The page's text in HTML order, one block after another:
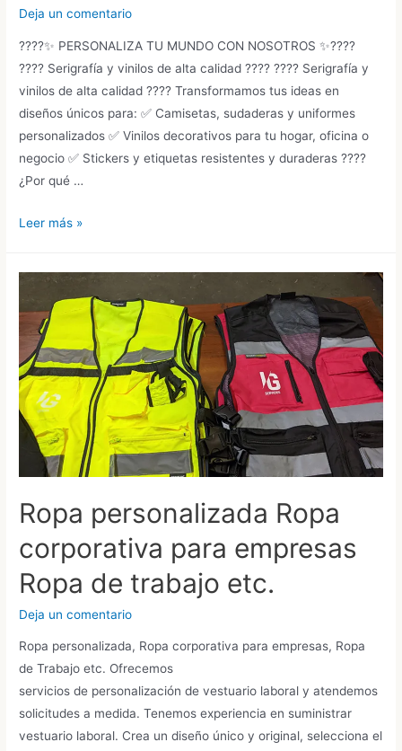
Deja un comentario
????✨ PERSONALIZA TU MUNDO CON NOSOTROS ✨????
???? Serigrafía y vinilos de alta calidad ???? ???? Serigrafía y
vinilos de alta calidad ???? Transformamos tus ideas en
diseños únicos para: ✅ Camisetas, sudaderas y uniformes
personalizados ✅ Vinilos decorativos para tu hogar, oficina o
negocio ✅ Stickers y etiquetas resistentes y duraderas ????
¿Por qué …
Ofertas
Leer más »
Ropa personalizada Ropa
corporativa para empresas
Ropa de trabajo etc.
Deja un comentario
Ropa personalizada, Ropa corporativa para empresas, Ropa
de Trabajo etc. Ofrecemos
servicios de personalización de vestuario laboral y atendemos
solicitudes a medida. Tenemos experiencia en suministrar
vestuario laboral. Crea un diseño único y original, selecciona el